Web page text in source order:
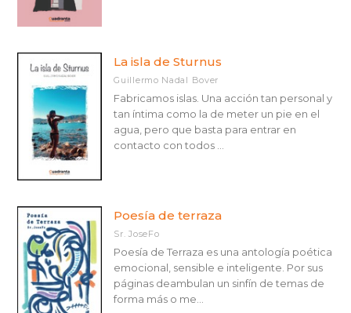
La isla de Sturnus
Guillermo Nadal Bover
Fabricamos islas. Una acción tan personal y
tan íntima como la de meter un pie en el
agua, pero que basta para entrar en
contacto con todos ...
Poesía de terraza
Sr. JoseFo
Poesía de Terraza es una antología poética
emocional, sensible e inteligente. Por sus
páginas deambulan un sinfín de temas de
forma más o me...